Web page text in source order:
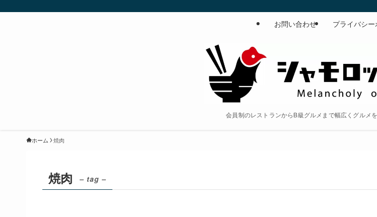
会員制のレストランからB級グルメまで幅広くグルメ
お問い合わせ プライバシ
ホーム 焼肉
焼肉 – tag –